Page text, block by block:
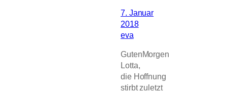
7. Januar
2018
eva
GutenMorgen
Lotta,
die Hoffnung
stirbt zuletzt